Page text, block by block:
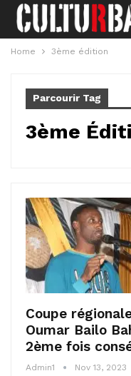
Home 3ème édition
Parcourir Tag
3ème
Coupe
Oumar Bailo
2ème fois
Admin1 Nov 13, 2023